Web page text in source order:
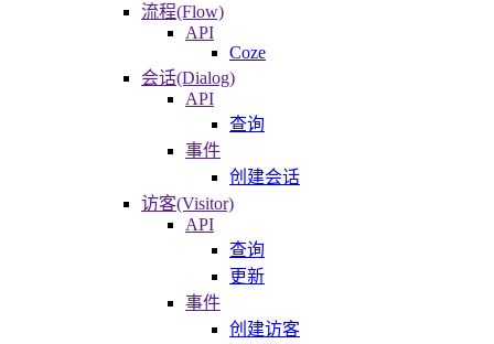
流程(Flow)
API
Coze
会话(Dialog)
API
查询
事件
创建会话
访客(Visitor)
API
查询
更新
事件
创建访客